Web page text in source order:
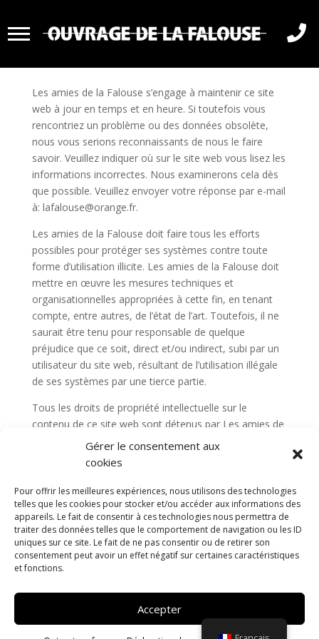
Gérer le consentement aux
cookies
Pour offrir les meilleures expériences, nous utilisons des technologies
telles que les cookies pour stocker et/ou accéder aux informations des
appareils. Le fait de consentir à ces technologies nous permettra de
traiter des données telles que le comportement de navigation ou les ID
uniques sur ce site. Le fait de ne pas consentir ou de retirer son
consentement peut avoir un effet négatif sur certaines caractéristiques
et fonctions.
Accepter

Les amies de la Falouse s’engage à maintenir ce site
web à jour en temps et en heure. Si toutefois vous
rencontriez un problème ou des données obsolète,
nous vous serions reconnaissants de nous le faire
savoir. Veuillez indiquer où sur le site web vous lisez les
informations incorrectes. Nous examinerons cela dès
que possible. Veuillez envoyer votre réponse par e-mail
à: lafalouse@orange.fr.
Les amies de la Falouse doit faire tous les efforts
possibles pour protéger ses systèmes contre toute
forme d’utilisation illicite. Les amies de la Falouse doit
mettre en œuvre les mesures techniques et
organisationnelles appropriées à cette fin, en tenant
compte, entre autres, de l’état de l’art. Toutefois, il ne
saurait être tenu pour responsable de quelque
préjudice que ce soit, direct et/ou indirect, subi par un
utilisateur du site web, résultant de l’utilisation illégale
de ses systèmes par une tierce partie.
Tous les droits de propriété intellectuelle sur le
contenu de ce site web sont détenus par Les amies de
la Falouse ou par des tierces parties qui ont placé le
contenu eux-mêmes ou de qui Les amies de la Falouse
La copie, la diffusion et toute autre utilisation de ces
documents sont interdites sans l’autorisation écrite de
Les amies de la Falouse , sauf si et dans la mesure où
le stipule une réglementation impérative (telle que le
droit de citer), sauf indication contraire du contenu.
Si vous avez des questions ou des problèmes
d’accessibilité du site, n’hésitez pas à nous contacter.